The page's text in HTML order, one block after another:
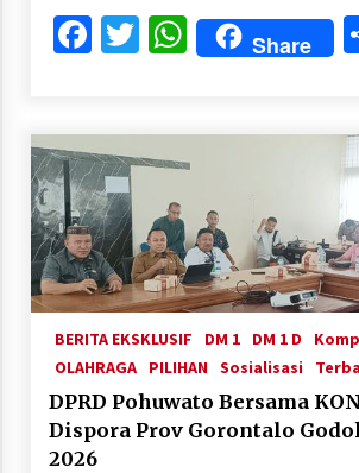
Facebook
Twitter
WhatsApp
Share
BERITA EKSKLUSIF DM 1 DM 1 D
OLAHRAGA
PILIHAN Sosialisasi
DPRD Pohuwato Bersama
Dispora Prov Gorontalo
2026